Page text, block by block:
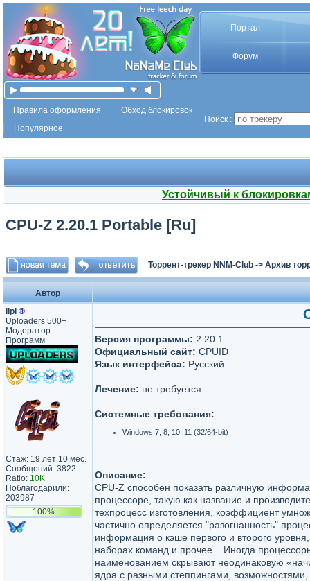
Портал
Форум
Правила оформления
Обход блокировок
Популярное
Поиск :
Устойчивый к
CPU-Z 2.20.1 Portable [Ru]
Торрент-трекер NNM-Club -> Архив
Автор
lipi ®
Uploaders 500+
Модератор
Программ
Стаж: 19 лет 10 мес.
Сообщений: 3822
Ratio: 10K
Поблагодарили:
203987
100%
Версия программы: 2.20.1
Официальный сайт: CPUID
Язык интерфейса: Русский
Лечение: не требуется
Системные требования:
Windows 7, 8, 10, 11 (32/64-bit)
Описание:
CPU-Z способен показать различную
процессоре, такую как название и
техпроцесс изготовления, коэффициент
частично определяется "разогнанность"
информация о кэше первого и второго
наборах команд и прочее... Иногда
наименованием скрывают неодинаковую
ядра с разными степпингами,